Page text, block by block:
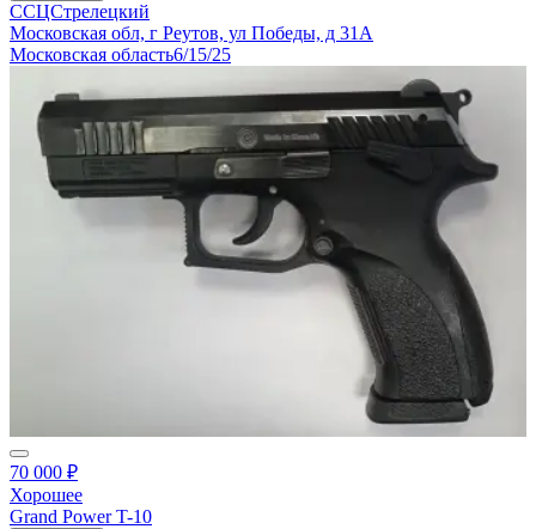
ССЦСтрелецкий
Московская обл, г Реутов, ул Победы, д 31А
Московская область6/15/25
70 000 ₽
Хорошее
Grand Power T-10